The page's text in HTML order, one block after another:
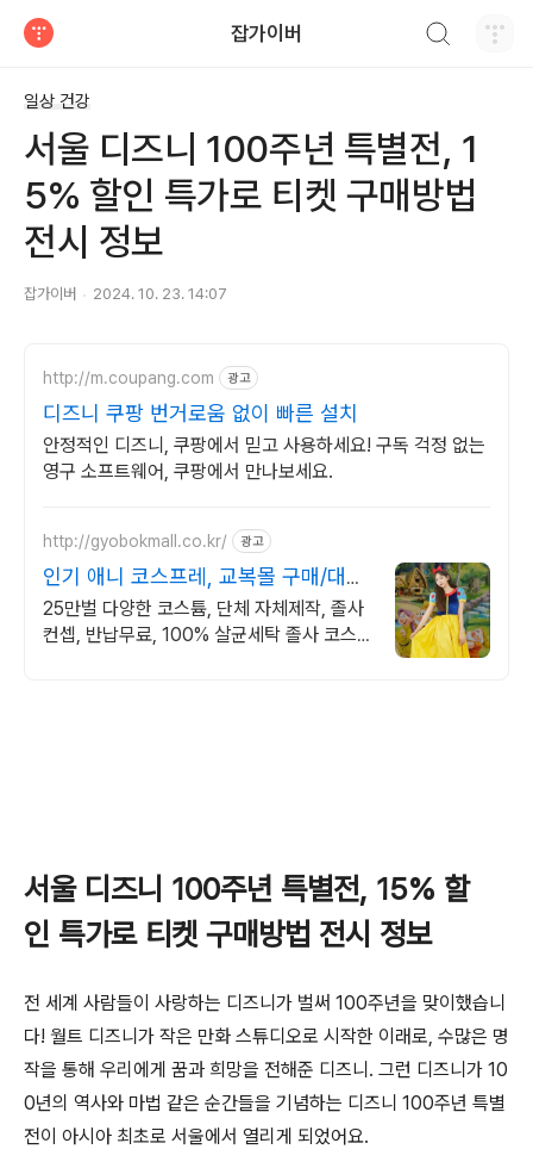
잡가이버
일상 건강
서울 디즈니 100주년 특별전, 1
5% 할인 특가로 티켓 구매방법
전시 정보
잡가이버 2024. 10. 23. 14:07
http://m.coupang.com 광고
디즈니 쿠팡 번거로움 없이 빠른 설치
안정적인 디즈니, 쿠팡에서 믿고 사용하세요! 구독 걱정 없는
영구 소프트웨어, 쿠팡에서 만나보세요.
http://gyobokmall.co.kr/ 광고
인기 애니 코스프레, 교복몰 구매/대여
70% 특별 할인
25만벌 다양한 코스튬, 단체 자체제작, 졸사
컨셉, 반납무료, 100% 살균세탁 졸사 코스
서울 디즈니 100주년 특별전, 15% 할
인 특가로 티켓 구매방법 전시 정보
전 세계 사람들이 사랑하는 디즈니가 벌써 100주년을 맞이했습니
다! 월트 디즈니가 작은 만화 스튜디오로 시작한 이래로, 수많은 명
작을 통해 우리에게 꿈과 희망을 전해준 디즈니. 그런 디즈니가 10
0년의 역사와 마법 같은 순간들을 기념하는 디즈니 100주년 특별
전이 아시아 최초로 서울에서 열리게 되었어요.